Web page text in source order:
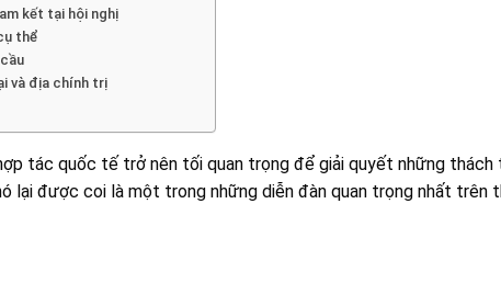
kết tại hội nghị
thể
và địa chính trị
tác quốc tế trở nên tối quan trọng để giải quyết những
lại được coi là một trong những diễn đàn quan trọng nhất trên